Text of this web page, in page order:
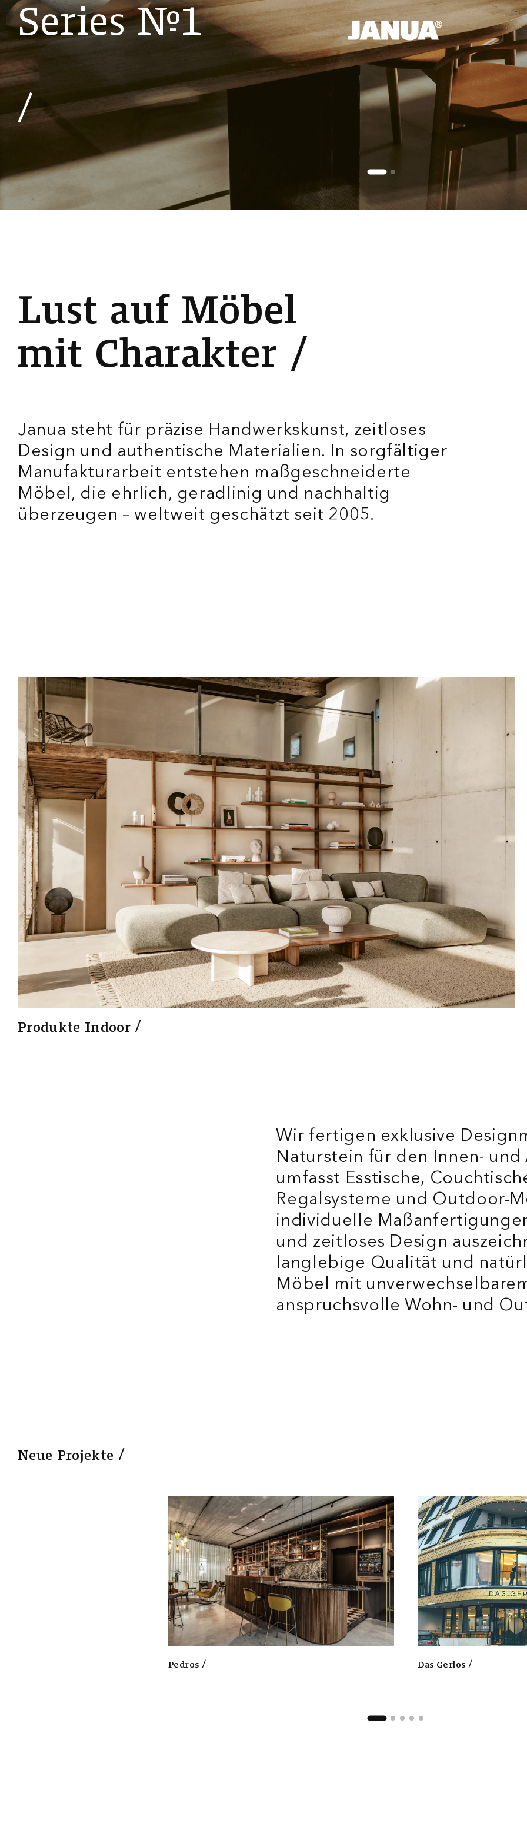
Series №1
Lust auf Möbel
mit Charakter
Janua steht für präzise Handwerkskunst, zeitloses
Design und authentische Materialien. In sorgfältiger
Manufakturarbeit entstehen maßgeschneiderte
Möbel, die ehrlich, geradlinig und nachhaltig
überzeugen – weltweit geschätzt seit 2005.
Produkte Indoor
Wir fertigen exklusive
Naturstein für den Innen-
umfasst Esstische,
Regalsysteme und Outdoor-
individuelle
und zeitloses Design
langlebige Qualität und
Möbel mit
anspruchsvolle Wohn- und
Neue Projekte
Pedros Das Gerlos
0
6
2